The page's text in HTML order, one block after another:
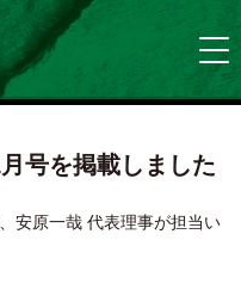
号を掲載しました
安原一哉 代表理事が担当い